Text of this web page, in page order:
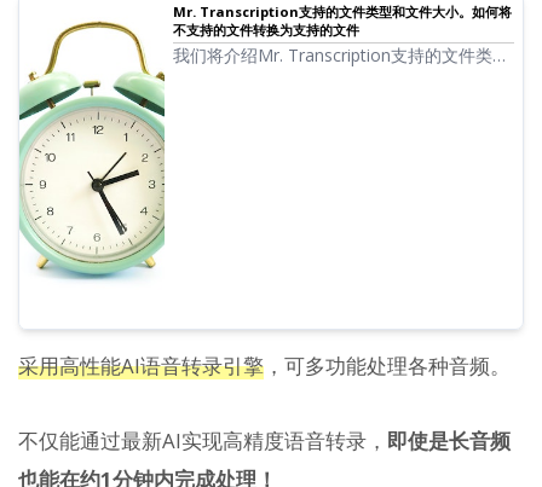
Mr. Transcription支持的文件类型和文件大小。如何将
不支持的文件转换为支持的文件
我们将介绍Mr. Transcription支持的文件类
采用高性能AI语音转录引擎 ，可多功能处理各种音频。
不仅能通过最新AI实现高精度语音转录， 即使是长音频
也能在约1分钟内完成处理！